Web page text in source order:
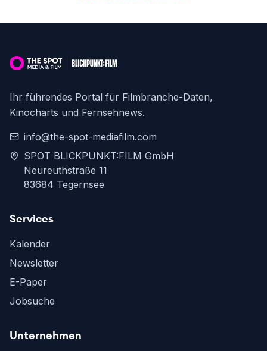
Ihr führendes Portal für Filmbranche-Daten,
Kinocharts und Fernsehnews.
info@the-spot-mediafilm.com
SPOT BLICKPUNKT:FILM GmbH
Neureuthstraße 11
83684 Tegernsee
Services
Kalender
Newsletter
E-Paper
Jobsuche
Unternehmen